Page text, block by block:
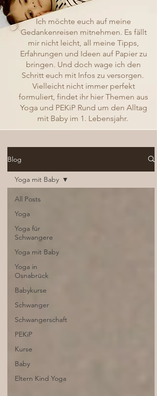
Ich möchte euch auf meine
Gedankenreisen mitnehmen. Es fällt
mir nicht leicht, all meine Tipps,
Erfahrungen und Ideen auf Papier zu
bringen. Und doch wage ich den
Schritt euch mit Infos zu versorgen.
Vielleicht nicht immer perfekt
formuliert, findet ihr hier Themen aus
Yoga und PEKiP Rund um den Alltag
mit Baby im 1. Lebensjahr.
Blog
All Posts
Yoga
Yoga für
Schwangere
Yoga mit Baby
Yoga in
Osnabrück
Babykurse
Schwanger
Schwangerschaft
PEKiP
Kurse
Baby
Eltern Kind Yoga
Yoga mit Baby